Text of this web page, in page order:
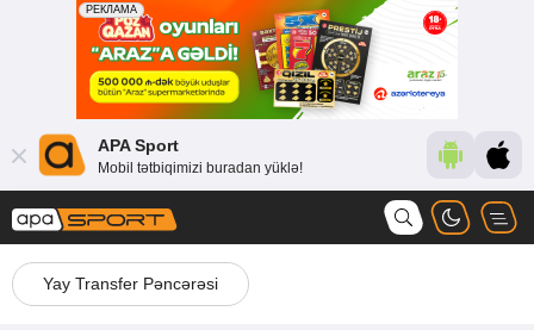
APA Sport
Mobil tətbiqimizi buradan yüklə!
Yay Transfer Pəncərəsi